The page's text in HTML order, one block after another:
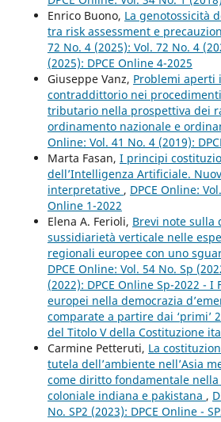
Enrico Buono, La genotossicità
tra risk assessment e
72 No. 4 (2025): Vol. 72 No. 4
(2025): DPCE Online 4-2025
Giuseppe Vanz, Problemi aperti
contraddittorio nei
tributario nella prospettiva dei
ordinamento nazionale e
Online: Vol. 41 No. 4 (2019):
Marta Fasan, I principi
dell’Intelligenza Artificiale.
interpretative , DPCE Online:
Online 1-2022
Elena A. Ferioli, Brevi note sulla
sussidiarietà verticale nelle
regionali europee con uno
DPCE Online: Vol. 54 No. Sp
(2022): DPCE Online Sp-2022 - I
europei nella democrazia
comparate a partire dai ‘primi’
del Titolo V della Costituzione
Carmine Petteruti, La
tutela dell’ambiente nell’Asia
come diritto fondamentale
coloniale indiana e pakistana ,
No. SP2 (2023): DPCE Online -